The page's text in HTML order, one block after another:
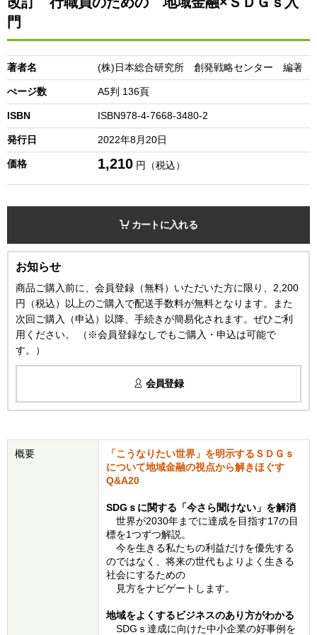
門
著者名 (株)日本総合研究所 創発戦略センター 編著
ぺージ数 A5判 136頁
ISBN ISBN978-4-7668-3480-2
発行日 2022年8月20日
価格 1,210 円（税込）
カートに入れる
お知らせ
商品ご購入前に、会員登録（無料）いただいた方に限り、2,200
円（税込）以上のご購入で配送手数料が無料となります。また
次回ご購入（申込）以降、手続きが簡易化されます。ぜひご利
用ください。 （※会員登録なしでもご購入・申込は可能で
す。）
会員登録
概要
「こうなりたい世界」を明示するＳＤＧｓ
について地域金融の視点から解きほぐす
Q&A20
SDGｓに関する「今さら聞けない」を解消
世界が2030年までに達成を目指す17の目
標を1つずつ解説。
今を生きる私たちの利益だけを優先する
のではなく、将来の世代もよりよく生きる
社会にするための
見方をナビゲートします。
地域をよくするビジネスのあり方がわかる
SDGｓ達成に向けた中小企業の好事例を